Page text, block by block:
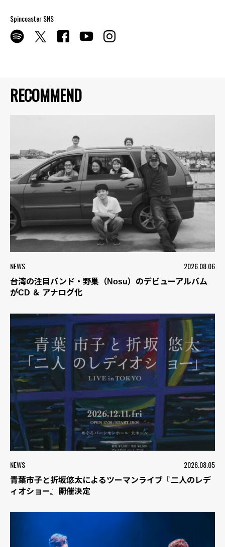
RECOMMEND
NEWS 2026.08.06
台湾の注目バンド・野巢（Nosu）のデビューアルバム
がCD ＆ アナログ化
NEWS 2026.08.05
青葉市子と折坂悠太によるツーマンライブ『二人のレデ
ィオショー』開催決定
Spincoaster SNS